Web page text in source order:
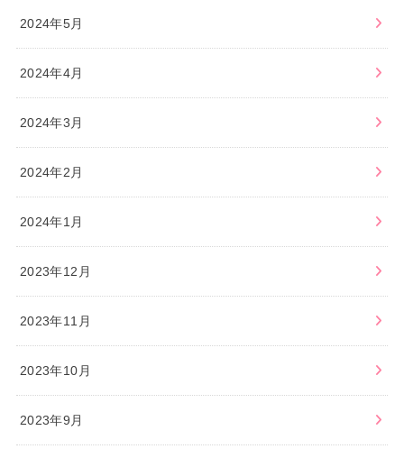
2024年5月
2024年4月
2024年3月
2024年2月
2024年1月
2023年12月
2023年11月
2023年10月
2023年9月